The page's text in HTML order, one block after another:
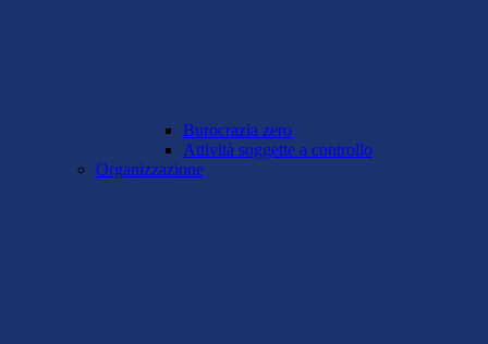
Burocrazia zero
Attività soggette a controllo
Organizzazione